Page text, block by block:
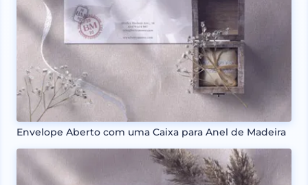
Envelope Aberto com uma Caixa para Anel de Madeira